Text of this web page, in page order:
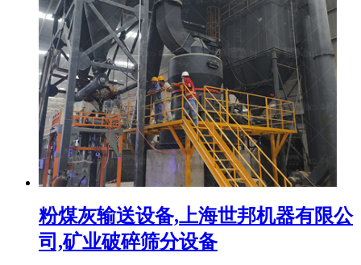
粉煤灰输送设备,上海世邦机器有限公
司,矿业破碎筛分设备